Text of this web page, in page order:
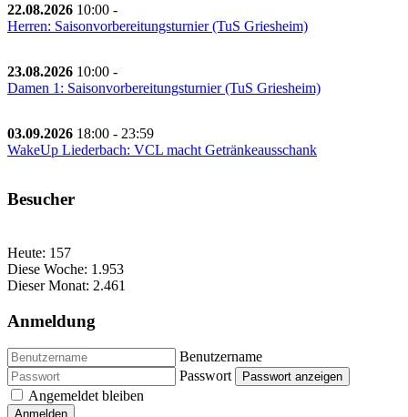
22.08.2026 10:00 -
Herren: Saisonvorbereitungsturnier (TuS Griesheim)
23.08.2026 10:00 -
Damen 1: Saisonvorbereitungsturnier (TuS Griesheim)
03.09.2026 18:00 - 23:59
WakeUp Liederbach: VCL macht Getränkeausschank
Besucher
Heute: 157
Diese Woche: 1.953
Dieser Monat: 2.461
Anmeldung
Benutzername
Passwort
Passwort anzeigen
Angemeldet bleiben
Anmelden